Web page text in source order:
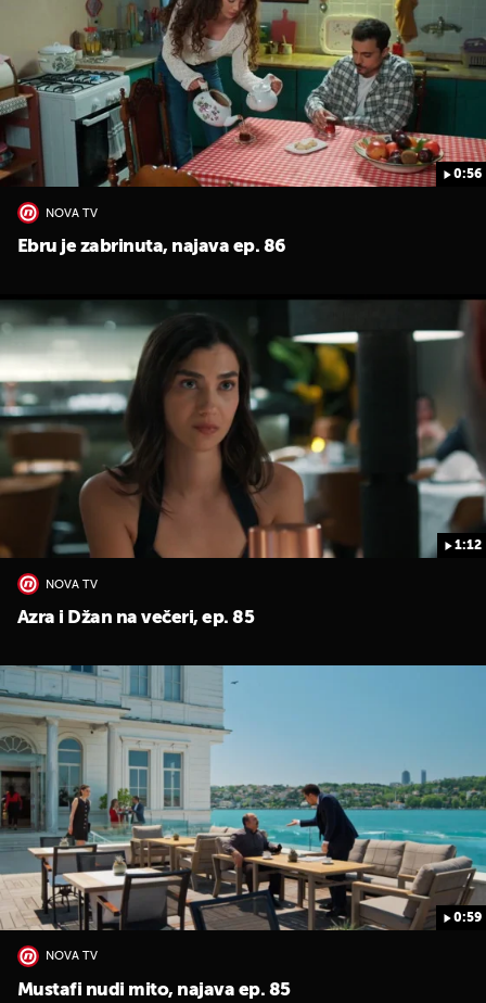
0:56
NOVA TV
Ebru je zabrinuta, najava ep. 86
1:12
NOVA TV
Azra i Džan na večeri, ep. 85
0:59
NOVA TV
Mustafi nudi mito, najava ep. 85